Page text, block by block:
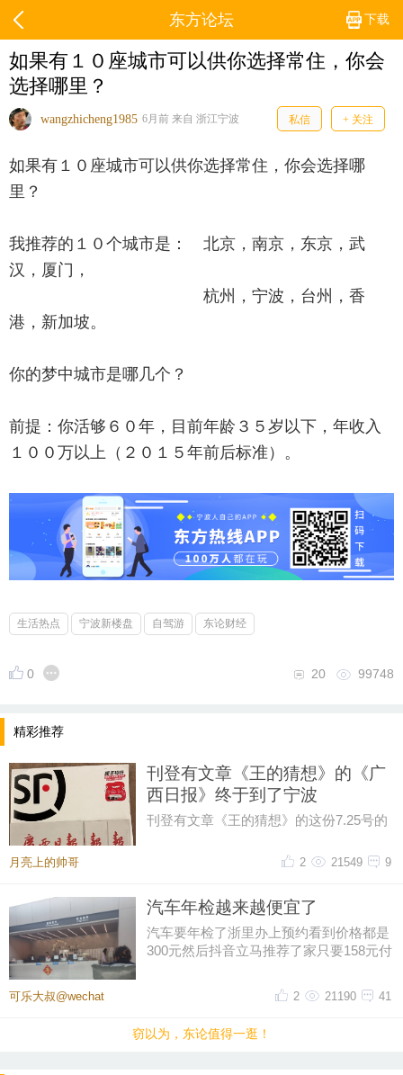
下载
东方论坛
如果有１０座城市可以供你选择常住，你会
选择哪里？
wangzhicheng1985 6月前 来自 浙江宁波 私信 + 关注
如果有１０座城市可以供你选择常住，你会选择哪
里？
我推荐的１０个城市是： 北京，南京，东京，武
汉，厦门，
杭州，宁波，台州，香
港，新加坡。
你的梦中城市是哪几个？
前提：你活够６０年，目前年龄３５岁以下，年收入
１００万以上（２０１５年前后标准）。
生活热点 宁波新楼盘 自驾游 东论财经
0 99748
20
精彩推荐
刊登有文章《王的猜想》的《广
西日报》终于到了宁波
刊登有文章《王的猜想》的这份7.25号的
南宁到了浙江的宁波。2026.7.2
月亮上的帅哥 9
21549
2
汽车年检越来越便宜了
汽车要年检了浙里办上预约看到价格都是
300元然后抖音立马推荐了家只要158元付
可乐大叔@wechat 41
21190
2
窃以为，东论值得一逛！